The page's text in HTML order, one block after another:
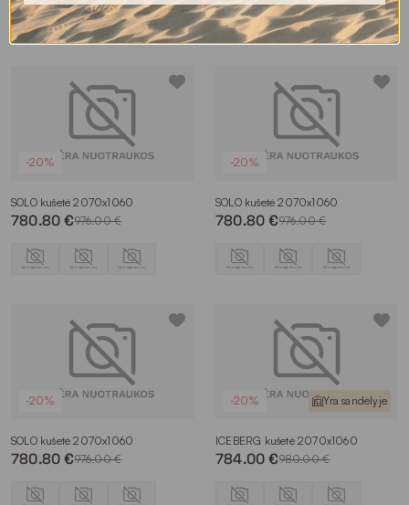
-20%
SOLO kušetė 2070x1060
780.80 €976.00 €
-20%
SOLO kušetė 2070x1060
780.80 €976.00 €
-20%
SOLO kušetė 2070x1060
780.80 €976.00 €
-20% Yra sandėlyje
ICEBERG kušetė 2070x1060
784.00 €980.00 €